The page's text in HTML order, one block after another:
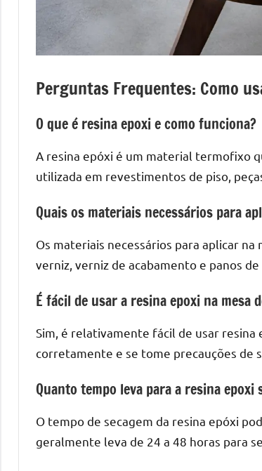
Perguntas Frequentes: Como
O que é resina epoxi e como funciona?
A resina epóxi é um material termofixo
utilizada em revestimentos de piso,
Quais os materiais necessários para
Os materiais necessários para aplicar
verniz, verniz de acabamento e panos de
É fácil de usar a resina epoxi na mesa
Sim, é relativamente fácil de usar resina
corretamente e se tome precauções de
Quanto tempo leva para a resina epoxi
O tempo de secagem da resina epóxi
geralmente leva de 24 a 48 horas para